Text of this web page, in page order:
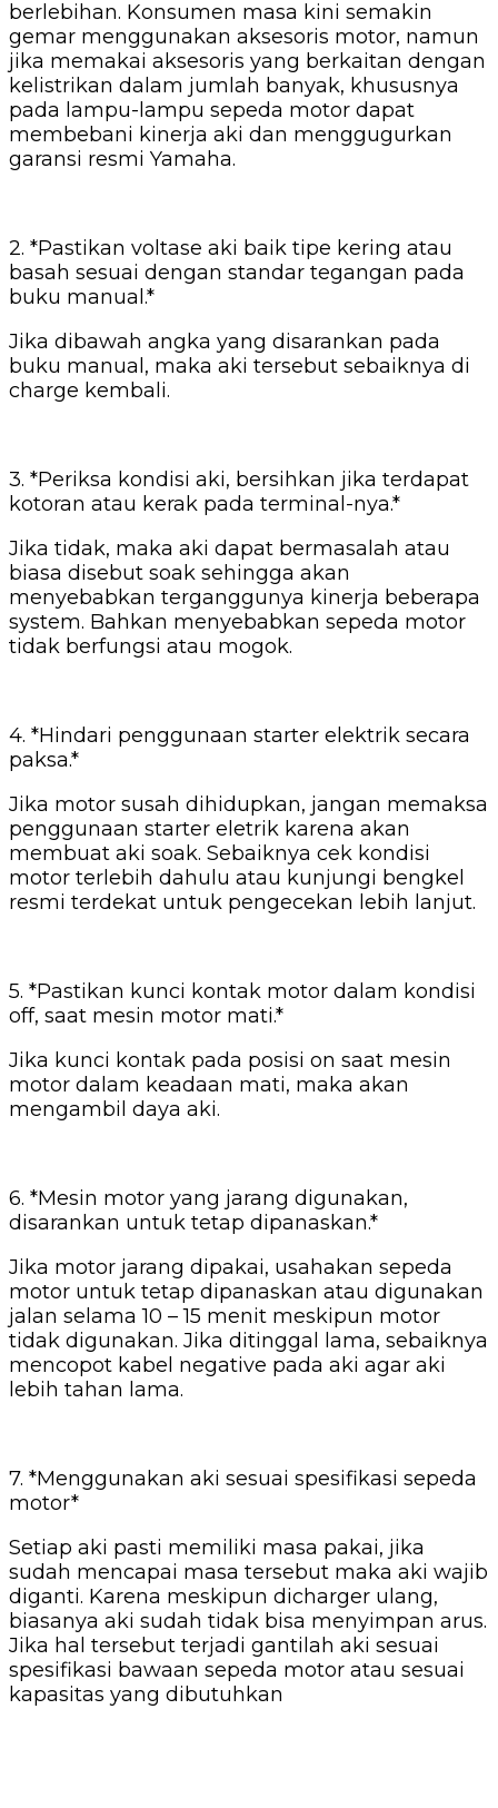
berlebihan. Konsumen masa kini semakin
gemar menggunakan aksesoris motor, namun
jika memakai aksesoris yang berkaitan dengan
kelistrikan dalam jumlah banyak, khususnya
pada lampu-lampu sepeda motor dapat
membebani kinerja aki dan menggugurkan
garansi resmi Yamaha.
2. *Pastikan voltase aki baik tipe kering atau
basah sesuai dengan standar tegangan pada
buku manual.*
Jika dibawah angka yang disarankan pada
buku manual, maka aki tersebut sebaiknya di
charge kembali.
3. *Periksa kondisi aki, bersihkan jika terdapat
kotoran atau kerak pada terminal-nya.*
Jika tidak, maka aki dapat bermasalah atau
biasa disebut soak sehingga akan
menyebabkan terganggunya kinerja beberapa
system. Bahkan menyebabkan sepeda motor
tidak berfungsi atau mogok.
4. *Hindari penggunaan starter elektrik secara
paksa.*
Jika motor susah dihidupkan, jangan memaksa
penggunaan starter eletrik karena akan
membuat aki soak. Sebaiknya cek kondisi
motor terlebih dahulu atau kunjungi bengkel
resmi terdekat untuk pengecekan lebih lanjut.
5. *Pastikan kunci kontak motor dalam kondisi
off, saat mesin motor mati.*
Jika kunci kontak pada posisi on saat mesin
motor dalam keadaan mati, maka akan
mengambil daya aki.
6. *Mesin motor yang jarang digunakan,
disarankan untuk tetap dipanaskan.*
Jika motor jarang dipakai, usahakan sepeda
motor untuk tetap dipanaskan atau digunakan
jalan selama 10 – 15 menit meskipun motor
tidak digunakan. Jika ditinggal lama, sebaiknya
mencopot kabel negative pada aki agar aki
lebih tahan lama.
7. *Menggunakan aki sesuai spesifikasi sepeda
motor*
Setiap aki pasti memiliki masa pakai, jika
sudah mencapai masa tersebut maka aki wajib
diganti. Karena meskipun dicharger ulang,
biasanya aki sudah tidak bisa menyimpan arus.
Jika hal tersebut terjadi gantilah aki sesuai
spesifikasi bawaan sepeda motor atau sesuai
kapasitas yang dibutuhkan